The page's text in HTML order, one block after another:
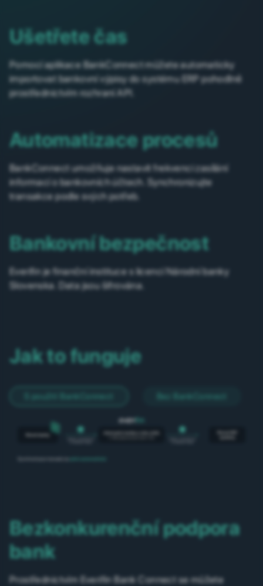
Ušetřete čas
Pomocí aplikace BankConnect můžete automaticky
importovat bankovní výpisy do systému ERP pohodlně
prostřednictvím rozhraní API.
Automatizace procesů
BankConnect umožňuje nastavit frekvenci zasílání
informací o bankovních účtech. Synchronizujte
transakce podle svých potřeb.
Bankovní bezpečnost
Everifin je finanční instituce s licencí Národní banky
Slovenska. Data jsou šifrována.
Jak to funguje
S použití BankConnect Bez BankConnect
Bezkonkurenční podpora
bank
Prostřednictvím Everifin Bank Connect se můžete